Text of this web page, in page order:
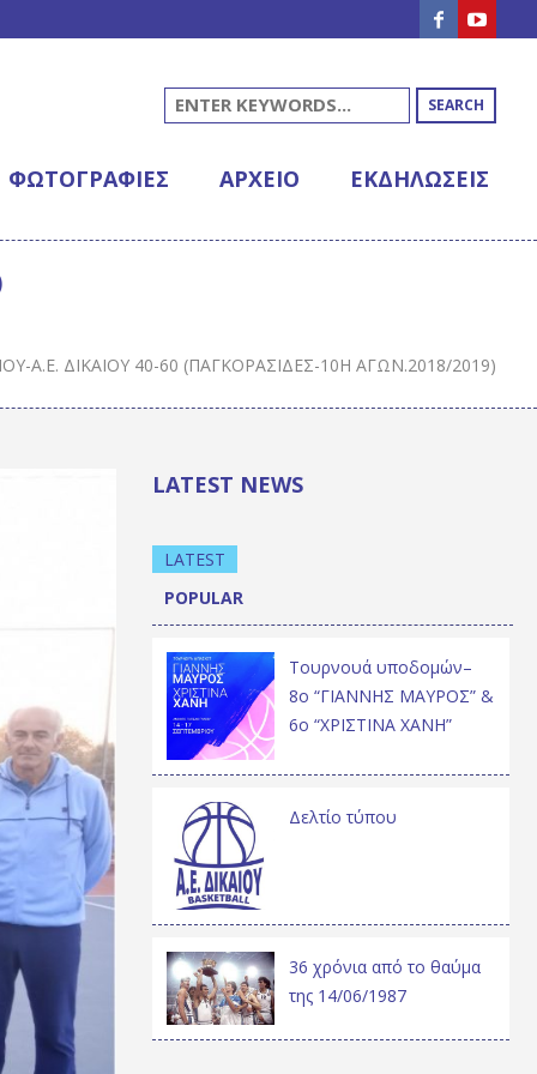
SEARCH
ΦΩΤΟΓΡΑΦΊΕΣ ΑΡΧΕΊΟ ΕΚΔΗΛΩΣΕΙΣ
Α.Ε. ΔΙΚΑΊΟΥ 40-60 (ΠΑΓΚΟΡΑΣΊΔΕΣ-10Η ΑΓΩΝ.2018/2019)
LATEST NEWS
LATEST
POPULAR
Τουρνουά υποδομών–
8ο “ΓΙΑΝΝΗΣ ΜΑΥΡΟΣ” &
6ο “ΧΡΙΣΤΙΝΑ ΧΑΝΗ”
Δελτίο τύπου
36 χρόνια από το θαύμα
της 14/06/1987